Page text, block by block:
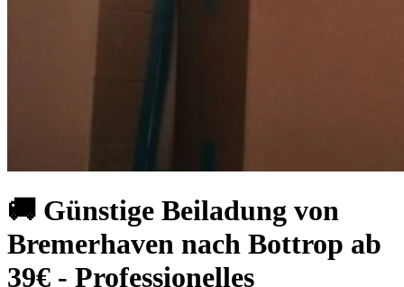
🚚 Günstige Beiladung von
Bremerhaven nach Bottrop ab
39€ - Professionelles